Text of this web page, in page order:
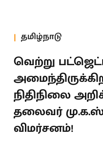
தமிழ்நாடு
வெற்று
நிதிநிலை
தலைவர்
விமர்சனம்!